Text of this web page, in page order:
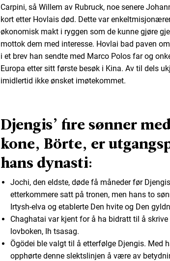
Carpini, så Willem av Rubruck, noe senere
kort etter Hovlais død. Dette var
økonomisk makt i ryggen som de kunne gjøre
mottok dem med interesse. Hovlai bad paven
i et brev han sendte med Marco Polos far og
Europa etter sitt første besøk i Kina. Av til dels
imidlertid ikke ønsket imøtekommet.
Djengis’ fire sønner
kone, Börte, er
hans dynasti:
Jochi, den eldste, døde få måneder før
etterkommere satt på tronen, men hans to
Irtysh-elva og etablerte Den hvite og Den
Chaghatai var kjent for å ha bidratt til å
lovboken, Ih tsasag.
Ögödei ble valgt til å etterfølge Djengis. Med
opphørte denne slektslinjen å være av